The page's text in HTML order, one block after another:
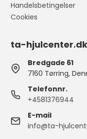
Handelsbetingelser
Cookies
ta-hjulcenter.dk
Bredgade 61
7160 Tørring,
Telefonnr.
+4581376944
E-mail
info@ta-